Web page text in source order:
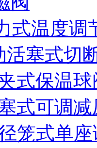
式温度调
活塞式切
式保温球
式可调
笼式单